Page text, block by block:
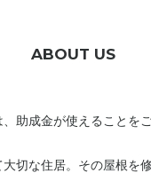
ABOUT US
助成金が使えることを
切な住居。その屋根を